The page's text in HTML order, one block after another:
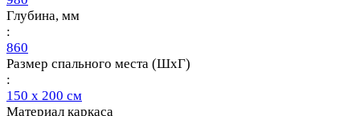
Глубина, мм
:
860
Размер спального места (ШхГ)
:
150 х 200 см
Материал каркаса